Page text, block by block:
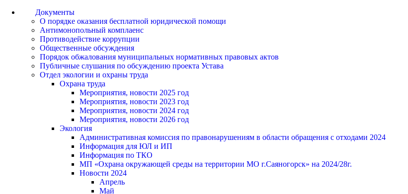
Документы
О порядке оказания бесплатной юридической помощи
Антимонопольный комплаенс
Противодействие коррупции
Общественные обсуждения
Порядок обжалования муниципальных нормативных правовых актов
Публичные слушания по обсуждению проекта Устава
Отдел экологии и охраны труда
Охрана труда
Мероприятия, новости 2025 год
Мероприятия, новости 2023 год
Мероприятия, новости 2024 год
Мероприятия, новости 2026 год
Экология
Административная комиссия по правонарушениям в области обращения с отходами 2024
Информация для ЮЛ и ИП
Информация по ТКО
МП «Охрана окружающей среды на территории МО г.Саяногорск» на 2024/28г.
Новости 2024
Апрель
Май